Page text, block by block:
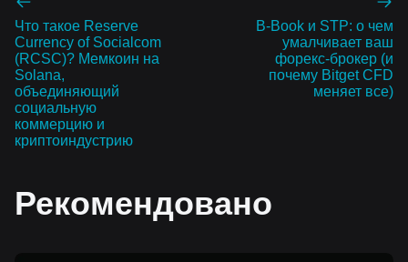
Что такое Reserve
Currency of Socialcom
(RCSC)? Мемкоин на
Solana,
объединяющий
социальную
коммерцию и
криптоиндустрию
B-Book и STP: о чем
умалчивает ваш
форекс-брокер (и
почему Bitget CFD
меняет все)
Рекомендовано